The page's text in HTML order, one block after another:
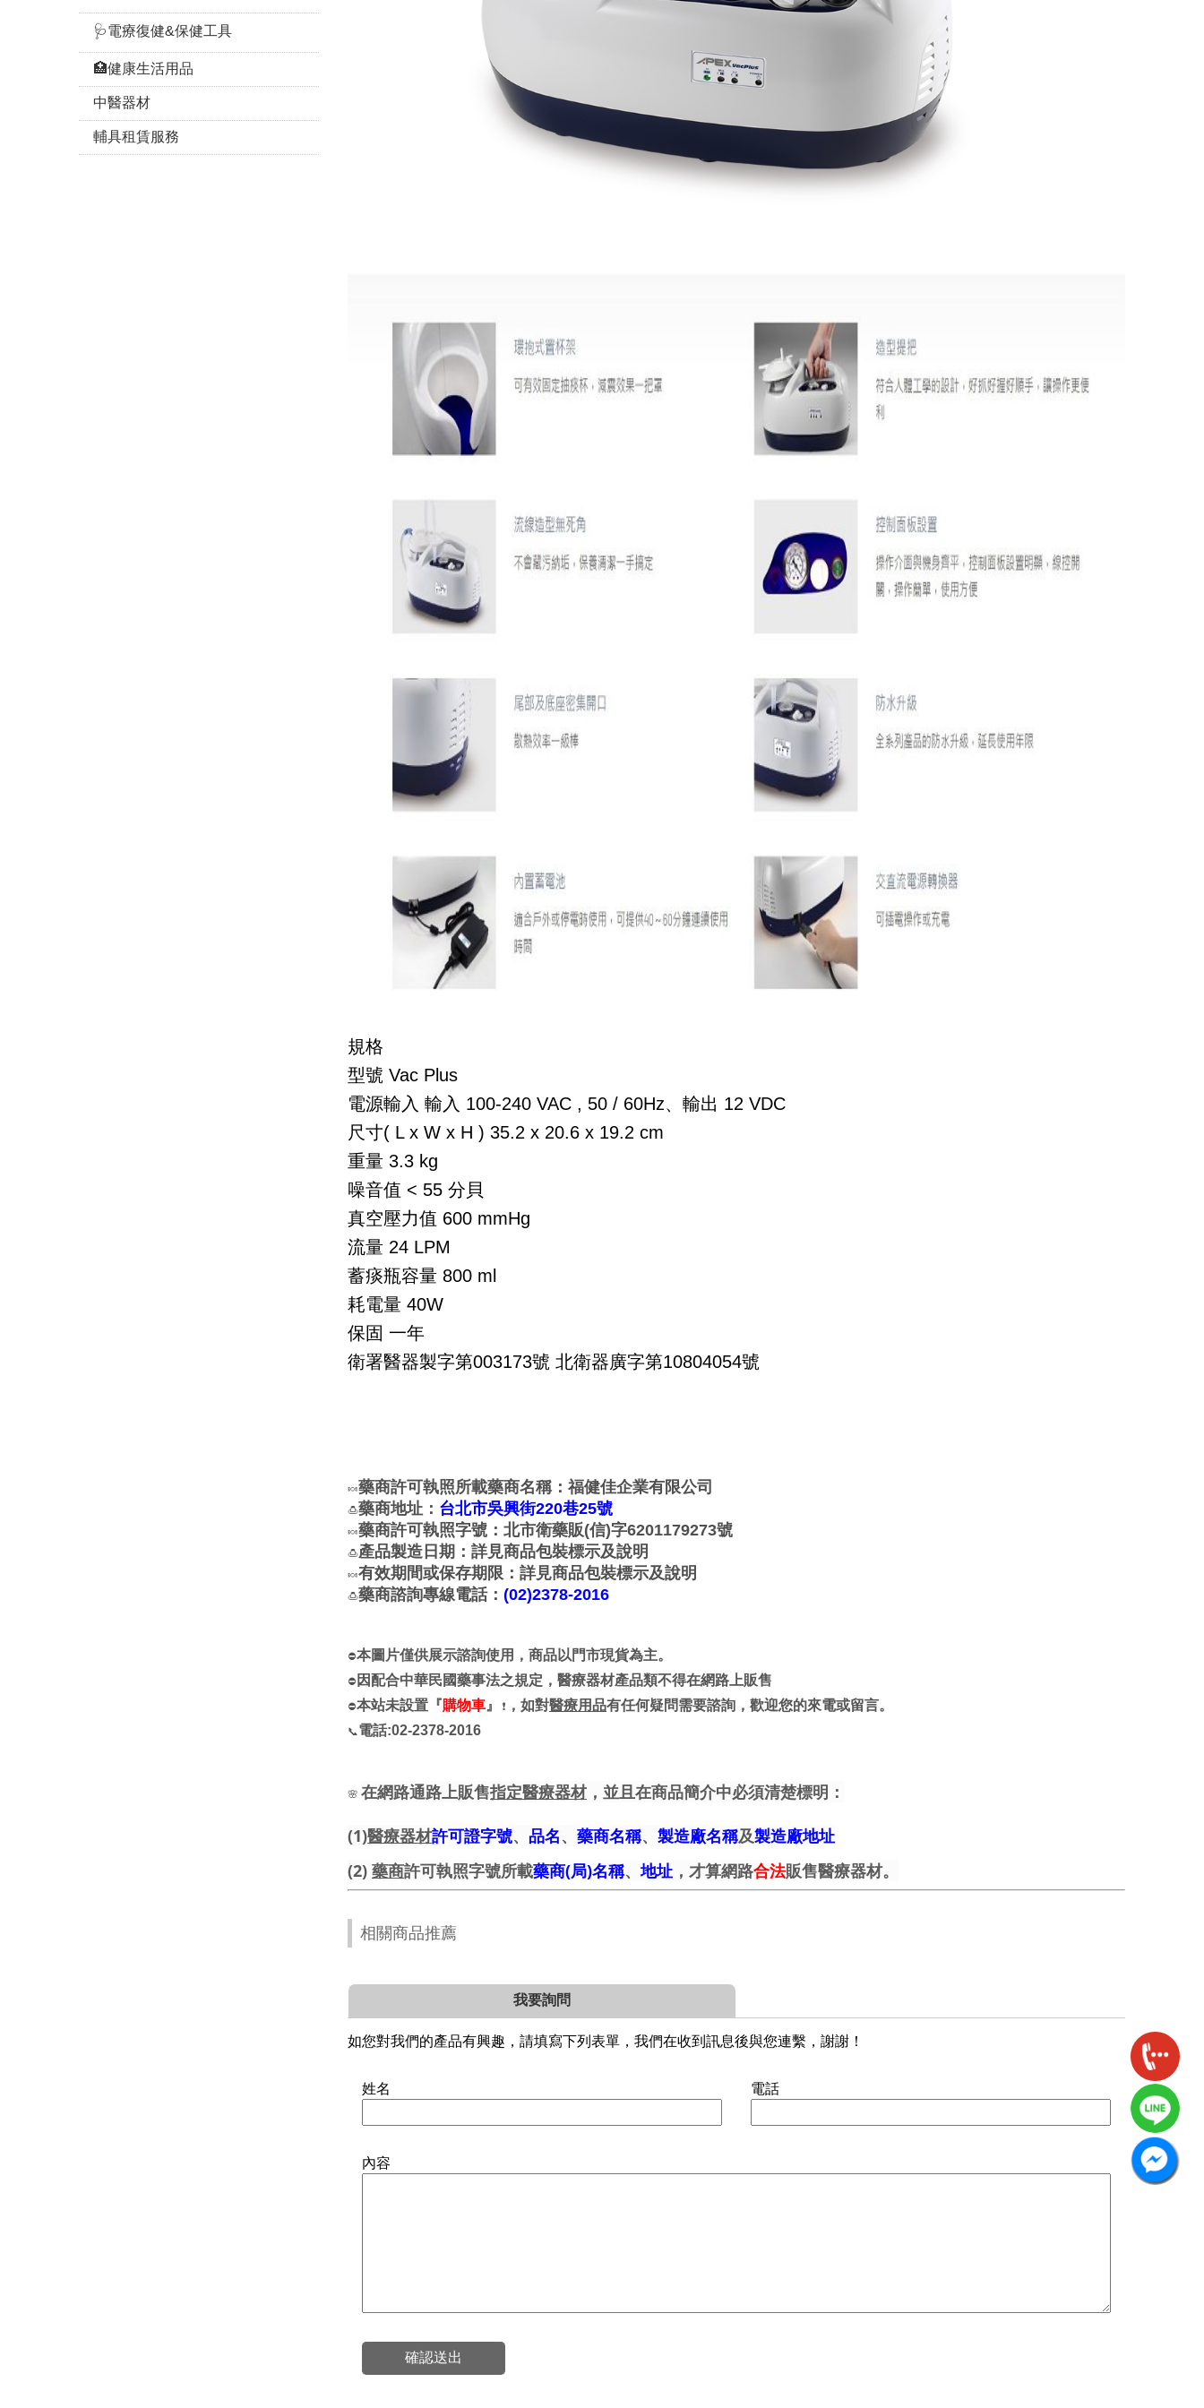
🩺電療復健&保健工具
🏥健康生活用品
中醫器材
輔具租賃服務
規格
型號 Vac Plus
電源輸入 輸入 100-240 VAC , 50 / 60Hz、輸出 12 VDC
尺寸( L x W x H ) 35.2 x 20.6 x 19.2 cm
重量 3.3 kg
噪音值 < 55 分貝
真空壓力值 600 mmHg
流量 24 LPM
蓄痰瓶容量 800 ml
耗電量 40W
保固 一年
衛署醫器製字第003173號 北衛器廣字第10804054號
🍬藥商許可執照所載藥商名稱：福健佳企業有限公司
🍮藥商地址： 台北市吳興街220巷25號
🍬藥商許可執照字號：北市衛藥販(信)字6201179273號
🍮產品製造日期：詳見商品包裝標示及說明
🍬有效期間或保存期限：詳見商品包裝標示及說明
🍮藥商諮詢專線電話： (02)2378-2016
⛔本圖片僅供展示諮詢使用，商品以門市現貨為主。
⛔ 因配合中華民國藥事法之規定，醫療器材產品類不得在網路上販售
⛔本站未設置『購物車 』 ❗ ，如對醫療用品有任何疑問需要諮詢，歡迎您的來電或留言。
📞電話:02-2378-2016
🌸 在網路通路上販售指定醫療器材 ，並且在商品簡介中必須清楚標明：
(1)醫療器材許可證字號、 品名、 藥商名稱、 製造廠名稱及製造廠地址
(2) 藥商許可執照字號所載藥商(局)名稱、地址 ，才算網路合法販售醫療器材。
相關商品推薦
我要詢問
如您對我們的產品有興趣，請填寫下列表單，我們在收到訊息後與您連繫，謝謝！
姓名 電話
內容
確認送出